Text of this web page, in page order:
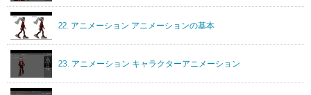
22. アニメーション アニメーションの基本
23. アニメーション キャラクターアニメーション